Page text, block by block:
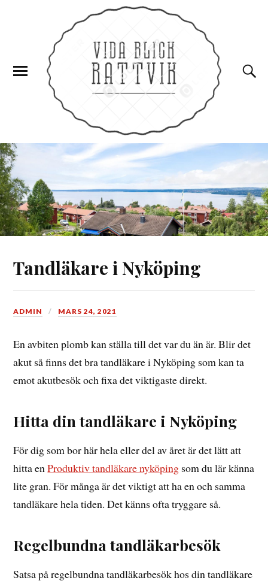
Tandläkare i Nyköping
ADMIN MARS 24, 2021
En avbiten plomb kan ställa till det var du än är. Blir det
akut så finns det bra tandläkare i Nyköping som kan ta
emot akutbesök och fixa det viktigaste direkt.
Hitta din tandläkare i Nyköping
För dig som bor här hela eller del av året är det lätt att
hitta enProduktiv tandläkare nyköping som du lär känna
lite gran. För många är det viktigt att ha en och samma
tandläkare hela tiden. Det känns ofta tryggare så.
Regelbundna tandläkarbesök
Satsa på regelbundna tandläkarbesök hos din tandläkare